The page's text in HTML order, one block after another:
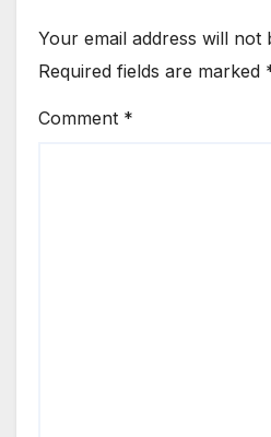
Your email address will not
Required fields are marked
Comment *